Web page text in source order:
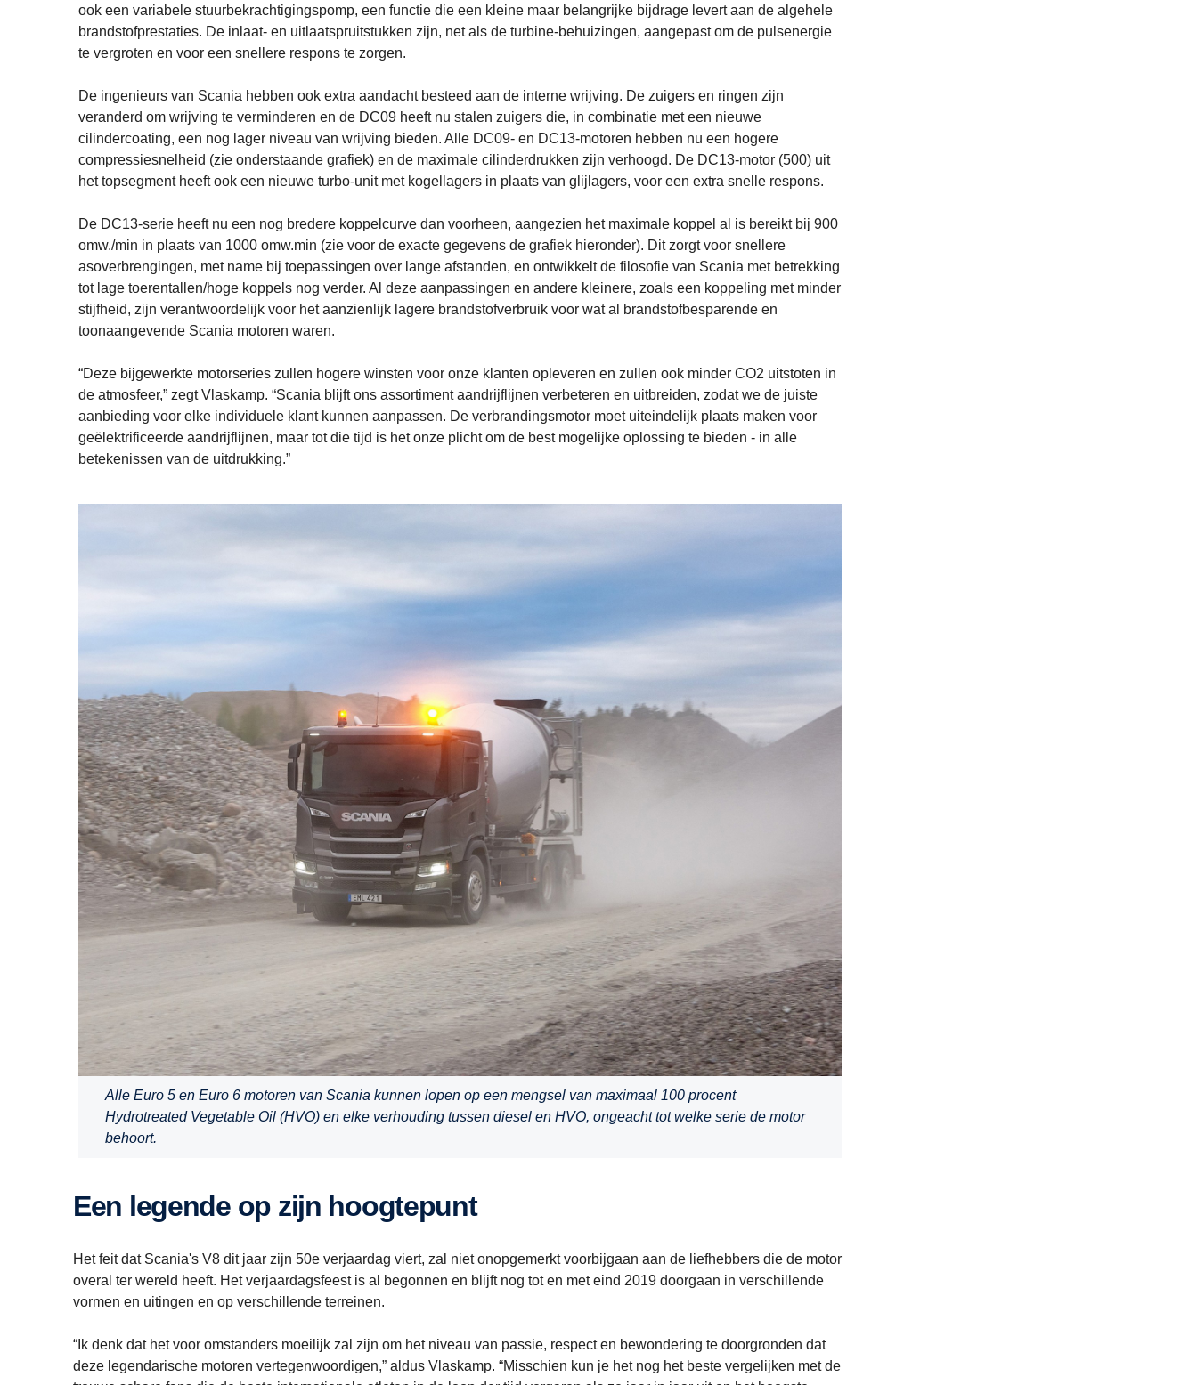
ook een variabele stuurbekrachtigingspomp, een functie die een kleine maar belangrijke bijdrage levert aan de algehele
brandstofprestaties. De inlaat- en uitlaatspruitstukken zijn, net als de turbine-behuizingen, aangepast om de pulsenergie
te vergroten en voor een snellere respons te zorgen.
De ingenieurs van Scania hebben ook extra aandacht besteed aan de interne wrijving. De zuigers en ringen zijn
veranderd om wrijving te verminderen en de DC09 heeft nu stalen zuigers die, in combinatie met een nieuwe
cilindercoating, een nog lager niveau van wrijving bieden. Alle DC09- en DC13-motoren hebben nu een hogere
compressiesnelheid (zie onderstaande grafiek) en de maximale cilinderdrukken zijn verhoogd. De DC13-motor (500) uit
het topsegment heeft ook een nieuwe turbo-unit met kogellagers in plaats van glijlagers, voor een extra snelle respons.
De DC13-serie heeft nu een nog bredere koppelcurve dan voorheen, aangezien het maximale koppel al is bereikt bij 900
omw./min in plaats van 1000 omw.min (zie voor de exacte gegevens de grafiek hieronder). Dit zorgt voor snellere
asoverbrengingen, met name bij toepassingen over lange afstanden, en ontwikkelt de filosofie van Scania met betrekking
tot lage toerentallen/hoge koppels nog verder. Al deze aanpassingen en andere kleinere, zoals een koppeling met minder
stijfheid, zijn verantwoordelijk voor het aanzienlijk lagere brandstofverbruik voor wat al brandstofbesparende en
toonaangevende Scania motoren waren.
“Deze bijgewerkte motorseries zullen hogere winsten voor onze klanten opleveren en zullen ook minder CO2 uitstoten in
de atmosfeer,” zegt Vlaskamp. “Scania blijft ons assortiment aandrijflijnen verbeteren en uitbreiden, zodat we de juiste
aanbieding voor elke individuele klant kunnen aanpassen. De verbrandingsmotor moet uiteindelijk plaats maken voor
geëlektrificeerde aandrijflijnen, maar tot die tijd is het onze plicht om de best mogelijke oplossing te bieden - in alle
betekenissen van de uitdrukking.”
Alle Euro 5 en Euro 6 motoren van Scania kunnen lopen op een mengsel van maximaal 100 procent
Hydrotreated Vegetable Oil (HVO) en elke verhouding tussen diesel en HVO, ongeacht tot welke serie de motor
behoort.
Een legende op zijn hoogtepunt
Het feit dat Scania's V8 dit jaar zijn 50e verjaardag viert, zal niet onopgemerkt voorbijgaan aan de liefhebbers die de motor
overal ter wereld heeft. Het verjaardagsfeest is al begonnen en blijft nog tot en met eind 2019 doorgaan in verschillende
vormen en uitingen en op verschillende terreinen.
“Ik denk dat het voor omstanders moeilijk zal zijn om het niveau van passie, respect en bewondering te doorgronden dat
deze legendarische motoren vertegenwoordigen,” aldus Vlaskamp. “Misschien kun je het nog het beste vergelijken met de